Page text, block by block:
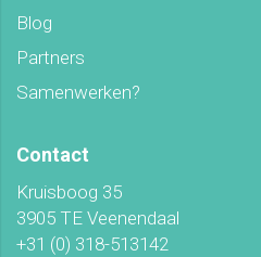
Blog
Partners
Samenwerken?
Contact
Kruisboog 35
3905 TE Veenendaal
+31 (0) 318-513142